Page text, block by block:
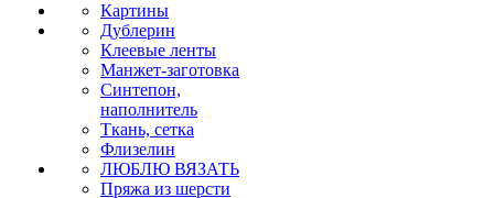
Картины
Дублерин
Клеевые ленты
Манжет-заготовка
Синтепон,
наполнитель
Ткань, сетка
Флизелин
ЛЮБЛЮ ВЯЗАТЬ
Пряжа из шерсти